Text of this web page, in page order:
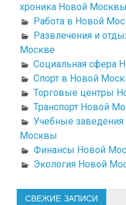
хроника Новой Москвы
Работа в Новой
Развлечения и
Москве
Социальная сфера
Спорт в Новой
Торговые центры
Транспорт Новой
Учебные
Москвы
Финансы Новой
Экология Новой
СВЕЖИЕ ЗАПИСИ